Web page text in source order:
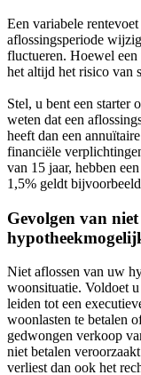
Een variabele
aflossingsperiode
fluctueren. Hoewel
het altijd het risico van
Stel, u bent een starter
weten dat een
heeft dan een
financiële
van 15 jaar, hebben
1,5% geldt
Gevolgen van
Niet aflossen van uw
woonsituatie. Voldoet
leiden tot een
woonlasten te betalen
gedwongen verkoop
niet betalen
verliest dan ook het